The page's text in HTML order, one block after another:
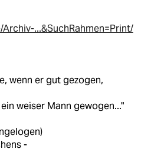
...&SuchRahmen=Print/
wenn er gut gezogen,
weiser Mann gewogen..."
-